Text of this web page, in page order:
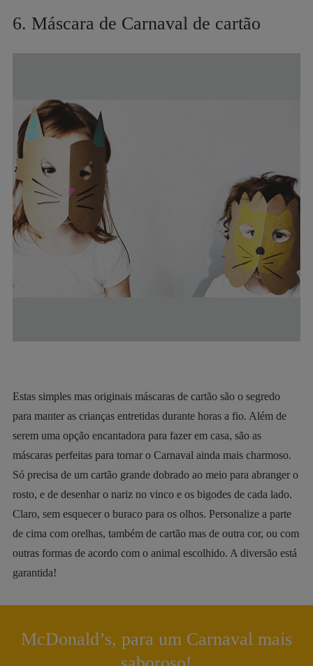
6. Máscara de Carnaval de cartão
Estas simples mas originais máscaras de cartão são o segredo
para manter as crianças entretidas durante horas a fio. Além de
serem uma opção encantadora para fazer em casa, são as
máscaras perfeitas para tornar o Carnaval ainda mais charmoso.
Só precisa de um cartão grande dobrado ao meio para abranger o
rosto, e de desenhar o nariz no vinco e os bigodes de cada lado.
Claro, sem esquecer o buraco para os olhos. Personalize a parte
de cima com orelhas, também de cartão mas de outra cor, ou com
outras formas de acordo com o animal escolhido. A diversão está
garantida!
McDonald’s, para um Carnaval mais